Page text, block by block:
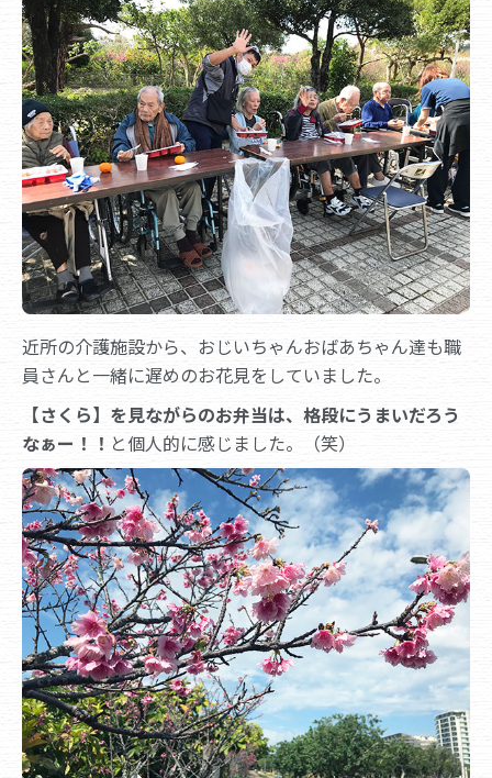
近所の介護施設から、おじいちゃんおばあちゃん達も職
員さんと一緒に遅めのお花見をしていました。
【さくら】を見ながらのお弁当は、格段にうまいだろう
なぁー！！ と個人的に感じました。（笑）